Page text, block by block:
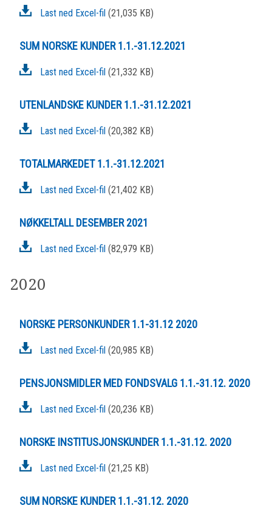
Last ned Excel-fil (21,035 KB)
SUM NORSKE KUNDER 1.1.-31.12.2021
Last ned Excel-fil (21,332 KB)
UTENLANDSKE KUNDER 1.1.-31.12.2021
Last ned Excel-fil (20,382 KB)
TOTALMARKEDET 1.1.-31.12.2021
Last ned Excel-fil (21,402 KB)
NØKKELTALL DESEMBER 2021
Last ned Excel-fil (82,979 KB)
2020
NORSKE PERSONKUNDER 1.1-31.12 2020
Last ned Excel-fil (20,985 KB)
PENSJONSMIDLER MED FONDSVALG 1.1.-31.12. 2020
Last ned Excel-fil (20,236 KB)
NORSKE INSTITUSJONSKUNDER 1.1.-31.12. 2020
Last ned Excel-fil (21,25 KB)
SUM NORSKE KUNDER 1.1.-31.12. 2020